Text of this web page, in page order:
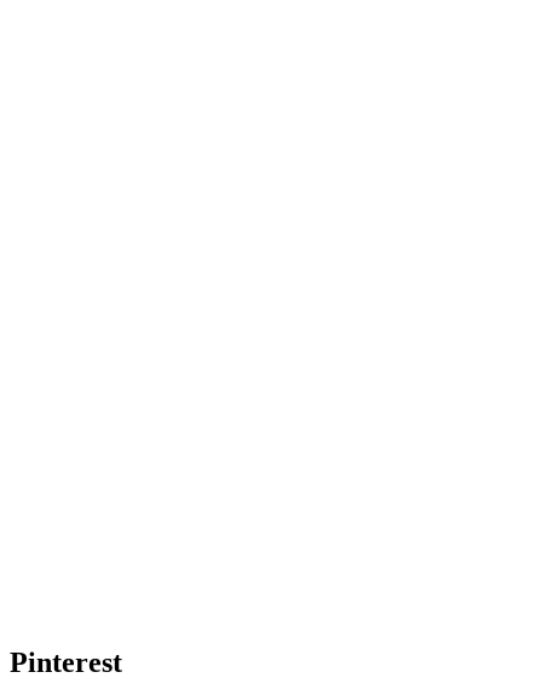
Pinterest